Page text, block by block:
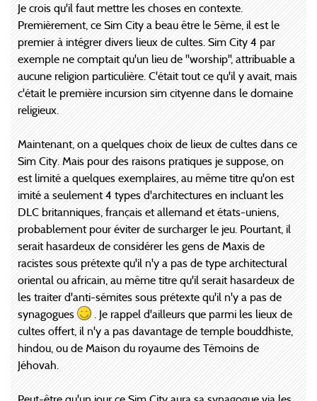
Je crois qu'il faut mettre les choses en contexte.
Premièrement, ce Sim City a beau être le 5ème, il est le
premier à intégrer divers lieux de cultes. Sim City 4 par
exemple ne comptait qu'un lieu de ''worship'', attribuable a
aucune religion particulière. C'était tout ce qu'il y avait, mais
c'était le première incursion sim cityenne dans le domaine
religieux.
Maintenant, on a quelques choix de lieux de cultes dans ce
Sim City. Mais pour des raisons pratiques je suppose, on
est limité a quelques exemplaires, au même titre qu'on est
imité a seulement 4 types d'architectures en incluant les
DLC britanniques, français et allemand et états-uniens,
probablement pour éviter de surcharger le jeu. Pourtant, il
serait hasardeux de considérer les gens de Maxis de
racistes sous prétexte qu'il n'y a pas de type architectural
oriental ou africain, au même titre qu'il serait hasardeux de
les traiter d'anti-sémites sous prétexte qu'il n'y a pas de
synagogues
. Je rappel d'ailleurs que parmi les lieux de
cultes offert, il n'y a pas davantage de temple bouddhiste,
hindou, ou de Maison du royaume des Témoins de
Jéhovah.